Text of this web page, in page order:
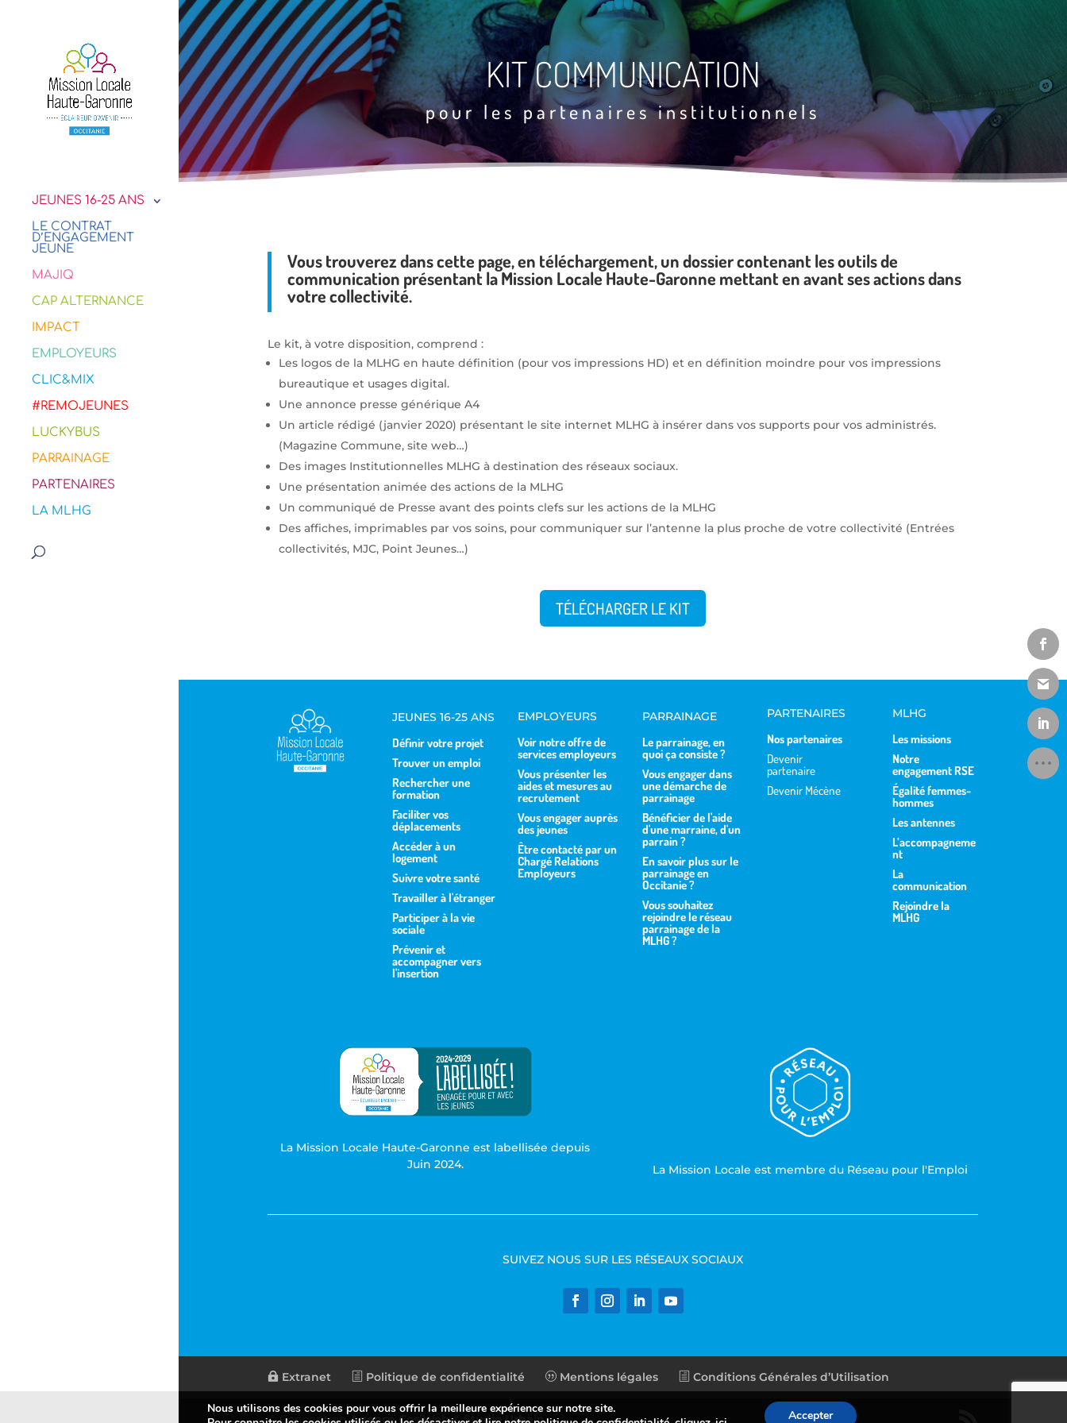
JEUNES 16-25 ANS
LE CONTRAT
D’ENGAGEMENT
JEUNE
MAJIQ
CAP ALTERNANCE
IMPACT
EMPLOYEURS
CLIC&MIX
#REMOJEUNES
LUCKYBUS
PARRAINAGE
PARTENAIRES
LA MLHG
KIT COMMUNICATION
pour les partenaires institutionnels
Vous trouverez dans cette page, en téléchargement, un dossier contenant les outils de
communication présentant la Mission Locale Haute-Garonne mettant en avant ses actions dans
votre collectivité.
Le kit, à votre disposition, comprend :
Les logos de la MLHG en haute définition (pour vos impressions HD) et en définition moindre pour vos impressions
bureautique et usages digital.
Une annonce presse générique A4
Un article rédigé (janvier 2020) présentant le site internet MLHG à insérer dans vos supports pour vos administrés.
(Magazine Commune, site web…)
Des images Institutionnelles MLHG à destination des réseaux sociaux.
Une présentation animée des actions de la MLHG
Un communiqué de Presse avant des points clefs sur les actions de la MLHG
Des affiches, imprimables par vos soins, pour communiquer sur l’antenne la plus proche de votre collectivité (Entrées
collectivités, MJC, Point Jeunes…)
TÉLÉCHARGER LE KIT
JEUNES 16-25 ANS
Définir votre projet
Trouver un emploi
Rechercher une
formation
Faciliter vos
déplacements
Accéder à un
logement
Suivre votre santé
Travailler à l'étranger
Participer à la vie
sociale
Prévenir et
accompagner vers
l'insertion
EMPLOYEURS
Voir notre offre de
services employeurs
Vous présenter les
aides et mesures au
recrutement
Vous engager auprès
des jeunes
Être contacté par un
Chargé Relations
Employeurs
PARRAINAGE
Le parrainage, en
quoi ça consiste ?
Vous engager dans
une démarche de
parrainage
Bénéficier de l'aide
d'une marraine, d'un
parrain ?
En savoir plus sur le
parrainage en
Occitanie ?
Vous souhaitez
rejoindre le réseau
parrainage de la
MLHG ?
PARTENAIRES
Nos partenaires
Devenir
partenaire
Devenir Mécène
MLHG
Les missions
Notre
engagement RSE
Égalité femmes-
hommes
Les antennes
L’accompagneme
nt
La
communication
Rejoindre la
MLHG
La Mission Locale Haute-Garonne est labellisée depuis
Juin 2024.
La Mission Locale est membre du Réseau pour l'Emploi
SUIVEZ NOUS SUR LES RÉSEAUX SOCIAUX
Extranet Politique de confidentialité Mentions légales Conditions Générales d’Utilisation
© ConceptionAgence CosiWeb&Studio Urbain
Nous utilisons des cookies pour vous offrir la meilleure expérience sur notre site.
Accepter